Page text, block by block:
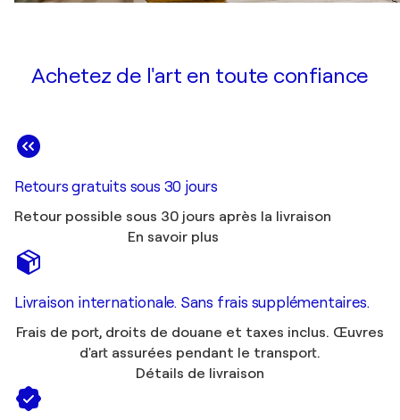
Achetez de l'art en toute confiance
Retours gratuits sous 30 jours
Retour possible sous 30 jours après la livraison
En savoir plus
Livraison internationale. Sans frais supplémentaires.
Frais de port, droits de douane et taxes inclus. Œuvres
d'art assurées pendant le transport.
Détails de livraison